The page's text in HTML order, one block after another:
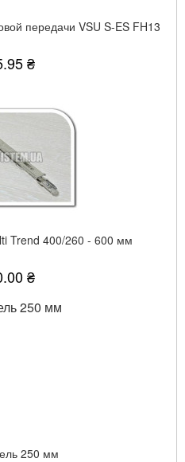
передачи VSU S-ES FH13
₴
Trend 400/260 - 600 мм
₴
250 мм